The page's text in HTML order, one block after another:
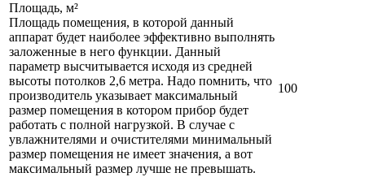
Площадь, м²
Площадь помещения, в которой данный
аппарат будет наиболее эффективно выполнять
заложенные в него функции. Данный
параметр высчитывается исходя из средней
высоты потолков 2,6 метра. Надо помнить, что
производитель указывает максимальный
размер помещения в котором прибор будет
работать с полной нагрузкой. В случае с
увлажнителями и очистителями минимальный
размер помещения не имеет значения, а вот
максимальный размер лучше не превышать.
100